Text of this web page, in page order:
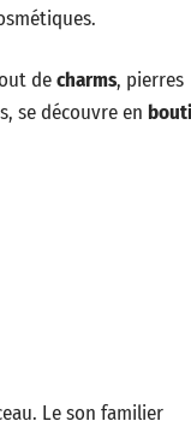
decharms, pierres
se découvre en
Le son familier